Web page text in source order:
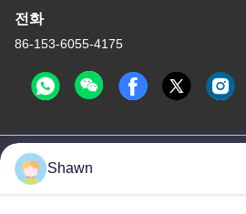
전화
86-153-6055-4175
중국 좋은 품질 스크루 오거 컨베이
Guangzhou Kaixi Wisdom Valley
보호됩니다.
Shawn